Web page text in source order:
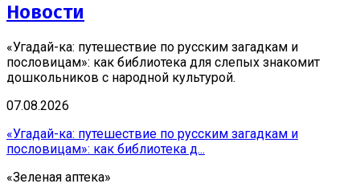
Новости
«Угадай-ка: путешествие по русским загадкам и
пословицам»: как библиотека для слепых знакомит
дошкольников с народной культурой.
07.08.2026
«Угадай-ка: путешествие по русским загадкам и
пословицам»: как библиотека д...
«Зеленая аптека»